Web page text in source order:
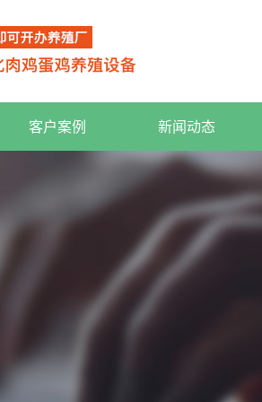
客户案例 新闻动态